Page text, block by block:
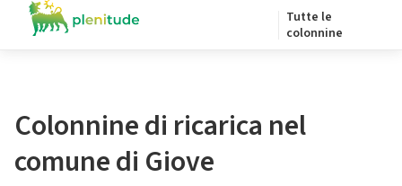
Tutte le
colonnine
Colonnine di ricarica nel
comune di Giove